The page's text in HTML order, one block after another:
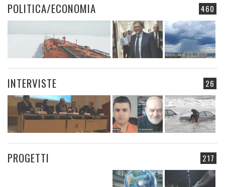
460
POLITICA/ECONOMIA
26
INTERVISTE
217
PROGETTI